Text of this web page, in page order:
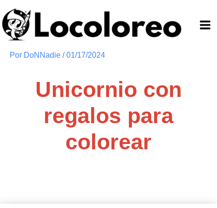
al
contenido
Por DoNNadie /01/17/2024
Unicornio con
regalos para
colorear